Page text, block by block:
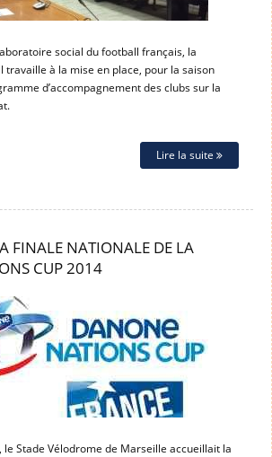
social du football français, la
travaille à la mise en place, pour la saison
d’accompagnement des clubs sur la
Lire la suite
FINALE NATIONALE DE LA
CUP 2014
le Stade Vélodrome de Marseille accueillait la